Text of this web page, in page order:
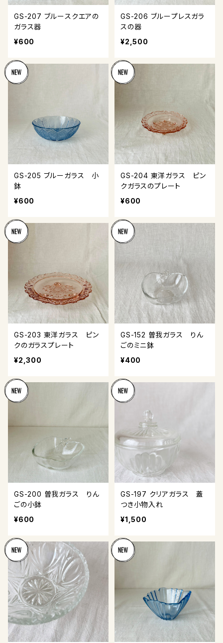
GS-207 ブルースクエアの
ガラス器
¥600
GS-206 ブループレスガラ
スの器
¥2,500
GS-205 ブルーガラス 小
鉢
¥600
GS-204 東洋ガラス ピン
クガラスのプレート
¥600
GS-203 東洋ガラス ピン
クのガラスプレート
¥2,300
GS-152 曽我ガラス りん
ごのミニ鉢
¥400
GS-200 曽我ガラス りん
ごの小鉢
¥600
GS-197 クリアガラス 蓋
つき小物入れ
¥1,500